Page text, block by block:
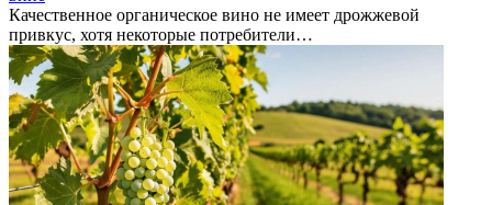
Качественное органическое вино не имеет дрожжевой
привкус, хотя некоторые потребители…